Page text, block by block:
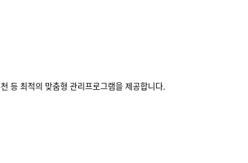
등 최적의 맞춤형 관리프로그램을 제공합니다.